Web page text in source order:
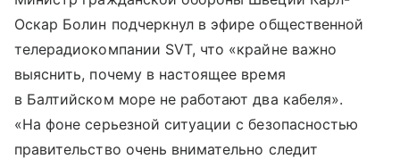
Оскар Болин подчеркнул в эфире общественной
телерадиокомпании SVT, что «крайне важно
выяснить, почему в настоящее время
в Балтийском море не работают два кабеля».
«На фоне серьезной ситуации с безопасностью
правительство очень внимательно следит